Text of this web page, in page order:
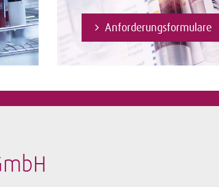
Anforderungsformulare